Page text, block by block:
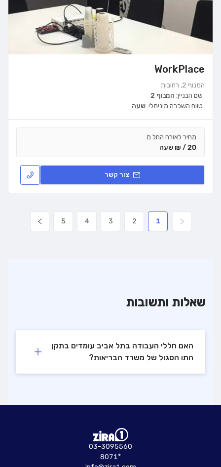
WorkPlace
המנוף 2, רחובות
שם הבניין: המנוף 2
טווח השכרה מינימלי:שעה
מחיר לאורח החל מ
20 / ₪ שעה
צור קשר
1
2
3
4
5
שאלות ותשובות
האם חללי העבודה בתל אביב עומדים בתקן
התו הסגול של משרד הבריאות?
03-3095560
8071*